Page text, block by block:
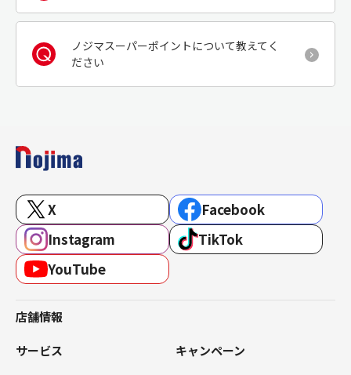
ノジマスーパーポイントについて教えてく
ださい
X
Facebook
Instagram
TikTok
YouTube
店舗情報
サービス キャンペーン